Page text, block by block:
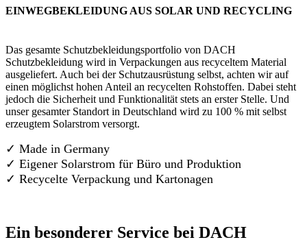
EINWEGBEKLEIDUNG AUS SOLAR UND RECYCLING
Das gesamte Schutzbekleidungsportfolio von DACH
Schutzbekleidung wird in Verpackungen aus recyceltem Material
ausgeliefert. Auch bei der Schutzausrüstung selbst, achten wir auf
einen möglichst hohen Anteil an recycelten Rohstoffen. Dabei steht
jedoch die Sicherheit und Funktionalität stets an erster Stelle. Und
unser gesamter Standort in Deutschland wird zu 100 % mit selbst
erzeugtem Solarstrom versorgt.
✓ Made in Germany
✓ Eigener Solarstrom für Büro und Produktion
✓ Recycelte Verpackung und Kartonagen
Ein besonderer Service bei DACH